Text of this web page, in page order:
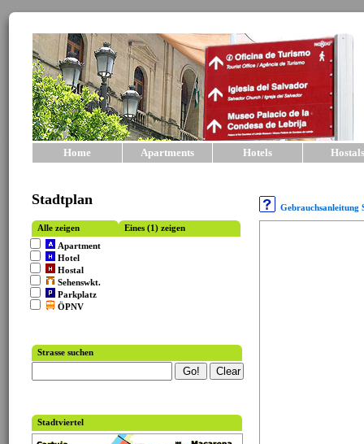
Home Apartments Hotels Hostals
Stadtplan
Gebrauchsanleitung
Alle zeigen
Eines (1) zeigen
Apartment
Hotel
Hostal
Sehenswkt.
Parkplatz
ÖPNV
Strasse suchen
Stadtviertel